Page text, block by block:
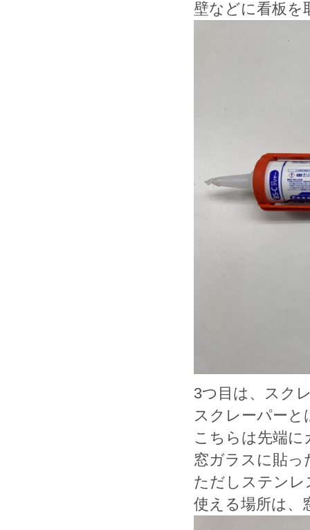
壁などに看板を
3つ目は、スク
スクレーパー
こちらは先端
窓ガラスに貼っ
ただしステンレ
使える場所は、